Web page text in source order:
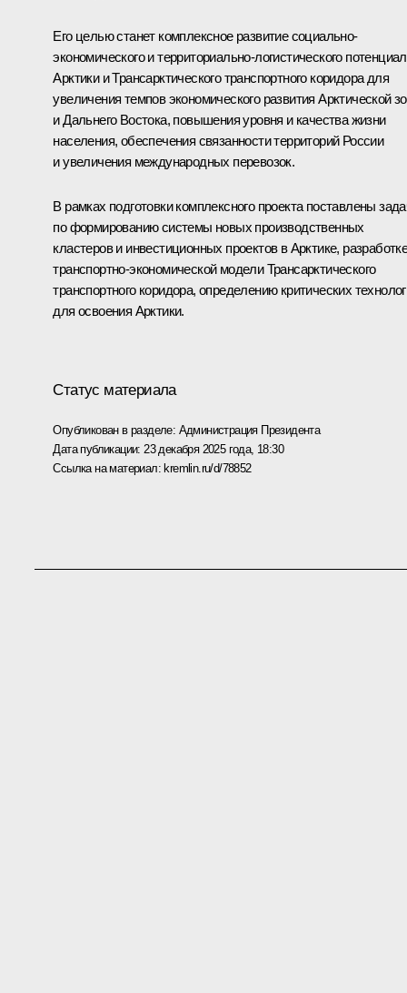
Его целью станет комплексное развитие социально-
экономического и территориально-логистического
Арктики и Трансарктического транспортного коридора для
увеличения темпов экономического развития Арктической
и Дальнего Востока, повышения уровня и качества жизни
населения, обеспечения связанности территорий России
и увеличения международных перевозок.
В рамках подготовки комплексного проекта поставлены
по формированию системы новых производственных
кластеров и инвестиционных проектов в Арктике,
транспортно-экономической модели Трансарктического
транспортного коридора, определению критических
для освоения Арктики.
Статус материала
Опубликован в разделе: Администрация Президента
Дата публикации: 23 декабря 2025 года, 18:30
Ссылка на материал: kremlin.ru/d/78852